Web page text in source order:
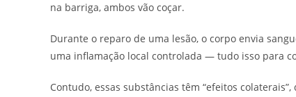
na barriga, ambos vão coçar.
Durante o reparo de uma lesão, o corpo envia
uma inflamação local controlada — tudo isso para
Contudo, essas substâncias têm “efeitos